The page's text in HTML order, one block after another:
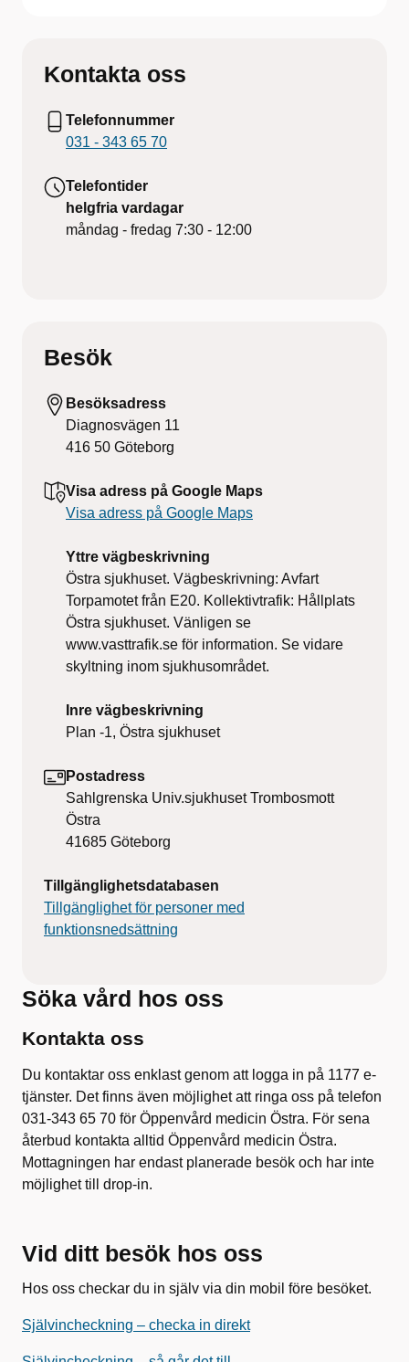
Kontakta oss
Telefonnummer
031 - 343 65 70
Telefontider
helgfria vardagar
måndag - fredag 7:30 - 12:00
Besök
Besöksadress
Diagnosvägen 11
416 50 Göteborg
Visa adress på Google Maps
Visa adress på Google Maps
Yttre vägbeskrivning
Östra sjukhuset. Vägbeskrivning: Avfart
Torpamotet från E20. Kollektivtrafik: Hållplats
Östra sjukhuset. Vänligen se
www.vasttrafik.se för information. Se vidare
skyltning inom sjukhusområdet.
Inre vägbeskrivning
Plan -1, Östra sjukhuset
Postadress
Sahlgrenska Univ.sjukhuset Trombosmott
Östra
41685 Göteborg
Tillgänglighetsdatabasen
Tillgänglighet för personer med
funktionsnedsättning
Söka vård hos oss
Kontakta oss
Du kontaktar oss enklast genom att logga in på 1177 e-
tjänster. Det finns även möjlighet att ringa oss på telefon
031-343 65 70 för Öppenvård medicin Östra. För sena
återbud kontakta alltid Öppenvård medicin Östra.
Mottagningen har endast planerade besök och har inte
möjlighet till drop-in.
Vid ditt besök hos oss
Hos oss checkar du in själv via din mobil före besöket.
Självincheckning – checka in direkt